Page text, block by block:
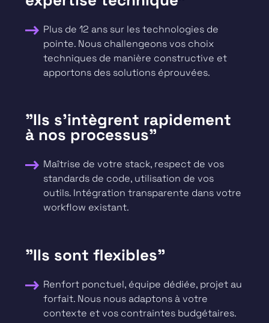
Plus de 12 ans sur les technologies de
pointe. Nous challengeons vos choix
techniques de manière constructive et
apportons des solutions éprouvées.
"Ils s'intègrent rapidement
à nos processus"
Maîtrise de votre stack, respect de vos
standards de code, utilisation de vos
outils. Intégration transparente dans votre
workflow existant.
"Ils sont flexibles"
Renfort ponctuel, équipe dédiée, projet au
forfait. Nous nous adaptons à votre
contexte et vos contraintes budgétaires.